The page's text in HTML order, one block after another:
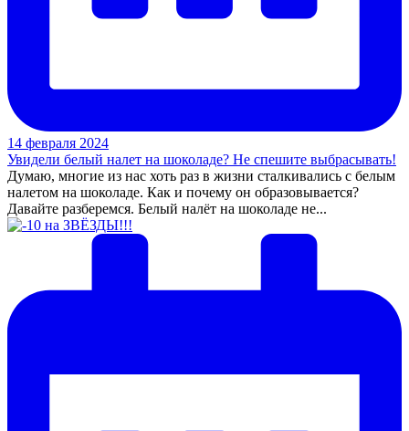
14 февраля 2024
Увидели белый налет на шоколаде? Не спешите выбрасывать!
Думаю, многие из нас хоть раз в жизни сталкивались с белым
налетом на шоколаде. Как и почему он образовывается?
Давайте разберемся. Белый налёт на шоколаде не...